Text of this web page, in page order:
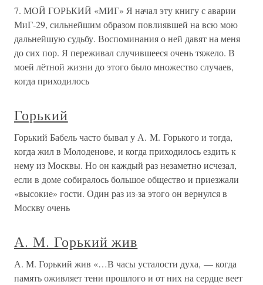
7. МОЙ ГОРЬКИЙ «МИГ» Я начал эту книгу с аварии
МиГ-29, сильнейшим образом повлиявшей на всю мою
дальнейшую судьбу. Воспоминания о ней давят на меня
до сих пор. Я переживал случившееся очень тяжело. В
моей лётной жизни до этого было множество случаев,
когда приходилось
Горький
Горький Бабель часто бывал у А. М. Горького и тогда,
когда жил в Молоденове, и когда приходилось ездить к
нему из Москвы. Но он каждый раз незаметно исчезал,
если в доме собиралось большое общество и приезжали
«высокие» гости. Один раз из-за этого он вернулся в
Москву очень
А. М. Горький жив
А. М. Горький жив «…В часы усталости духа, — когда
память оживляет тени прошлого и от них на сердце веет